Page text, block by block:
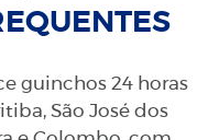
guinchos 24 horas
São José dos